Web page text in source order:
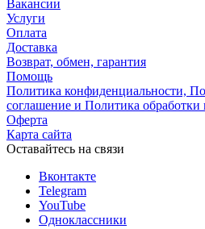
Вакансии
Услуги
Оплата
Доставка
Возврат, обмен, гарантия
Помощь
Политика конфиденциальности,
соглашение и Политика
Оферта
Карта сайта
Оставайтесь на связи
Вконтакте
Telegram
YouTube
Одноклассники